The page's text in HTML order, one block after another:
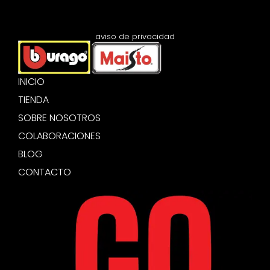
INICIO
TIENDA
SOBRE NOSOTROS
COLABORACIONES
BLOG
CONTACTO
aviso de privacidad